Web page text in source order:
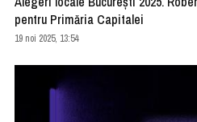
pentru Primăria Capitalei
19 noi 2025, 13:54